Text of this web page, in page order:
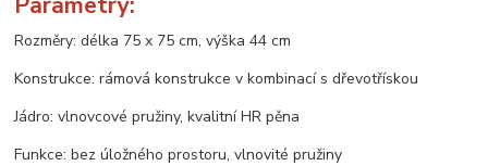
Rozměry: délka 75 x 75 cm, výška 44 cm
Konstrukce: rámová konstrukce v kombinací s dřevotřískou
Jádro: vlnovcové pružiny, kvalitní HR pěna
Funkce: bez úložného prostoru, vlnovité pružiny